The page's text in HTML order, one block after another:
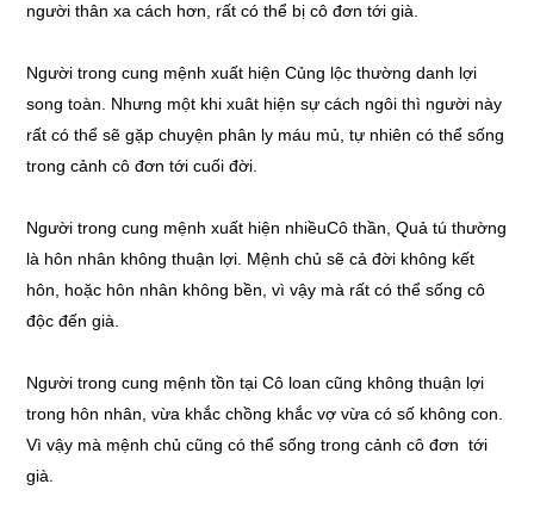
người thân xa cách hơn, rất có thể bị cô đơn tới già.
Người trong cung mệnh xuất hiện Củng lộc thường danh lợi
song toàn. Nhưng một khi xuât hiện sự cách ngôi thì người này
rất có thể sẽ gặp chuyện phân ly máu mủ, tự nhiên có thể sống
trong cảnh cô đơn tới cuối đời.
Người trong cung mệnh xuất hiện nhiềuCô thần, Quả tú thường
là hôn nhân không thuận lợi. Mệnh chủ sẽ cả đời không kết
hôn, hoặc hôn nhân không bền, vì vậy mà rất có thể sống cô
độc đến già.
Người trong cung mệnh tồn tại Cô loan cũng không thuận lợi
trong hôn nhân, vừa khắc chồng khắc vợ vừa có số không con.
Vì vậy mà mệnh chủ cũng có thể sống trong cảnh cô đơn tới
già.